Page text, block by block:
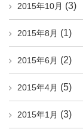
2015年10月 (3)
2015年8月 (1)
2015年6月 (2)
2015年4月 (5)
2015年1月 (3)